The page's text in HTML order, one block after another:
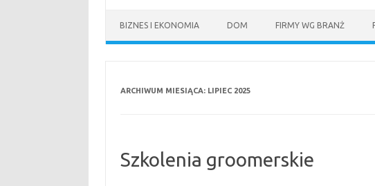
BIZNES I EKONOMIA DOM FIRMY WG BRANŻ
ARCHIWUM MIESIĄCA: LIPIEC 2025
Szkolenia groomerskie